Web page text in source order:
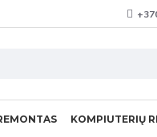
KOMPIUTERIŲ